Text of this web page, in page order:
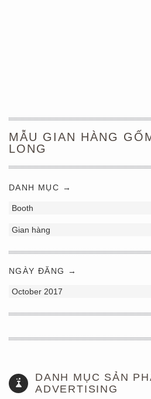
MẪU GIAN HÀNG
LONG
DANH MỤC →
Booth
Gian hàng
NGÀY ĐĂNG →
October 2017
DANH MỤC SẢN
ADVERTISING